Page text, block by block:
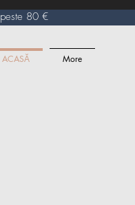
80 €
ACASĂ More